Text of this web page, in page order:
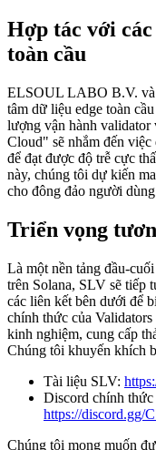
Hợp tác với
toàn cầu
ELSOUL LABO B.V. và
tâm dữ liệu edge toàn
lượng vận hành
Cloud" sẽ nhắm đến
để đạt được độ trễ cực
này, chúng tôi dự kiến
cho đông đảo người
Triển vọng
Là một nền tảng đầu-
trên Solana, SLV sẽ tiếp
các liên kết bên dưới để
chính thức của
kinh nghiệm, cung cấp
Chúng tôi khuyến khích
Tài liệu SLV:
Discord chính
https://discord.gg/
Chúng tôi mong muốn